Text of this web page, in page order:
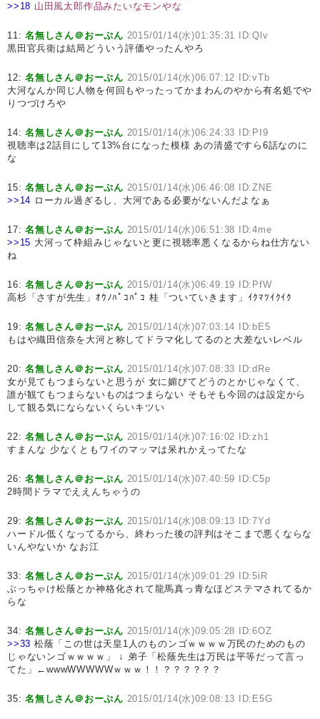
>>18 山田風太郎作品みたいなモンやな
11:名無しさん＠おーぷん 2015/01/14(水)01:35:31 ID:Qlv
黒田官兵衛は結局どういう評価やったんやろ
12:名無しさん＠おーぷん 2015/01/14(水)06:07:12 ID:vTb
大河なんか同じ人物を何回もやったってかまわんのやから有名処でや
りつづけろや
14:名無しさん＠おーぷん 2015/01/14(水)06:24:33 ID:PI9
視聴率は2話目にして13%台になった模様 あの清盛ですら6話なのに
な
15:名無しさん＠おーぷん 2015/01/14(水)06:46:08 ID:ZNE
>>14 ローカル過ぎるし、大河である必要がないんだよなぁ
17:名無しさん＠おーぷん 2015/01/14(水)06:51:38 ID:4me
>>15 大河って枠組みじゃないと更に視聴率悪くなるからね仕方ない
ね
16:名無しさん＠おーぷん 2015/01/14(水)06:49:19 ID:PfW
高杉「さすが先生」ｵｳﾉﾊﾟｺﾊﾟｺ 桂「ついていきます」ｲｸﾏﾂｲｸｲｸ
19:名無しさん＠おーぷん 2015/01/14(水)07:03:14 ID:bE5
もはや織田信奈を大河と称してドラマ化してるのと大差ないレベル
20:名無しさん＠おーぷん 2015/01/14(水)07:08:33 ID:dRe
女が見てもつまらないと思うが 女に媚びてどうのとかじゃなくて、
誰が観てもつまらないものはつまらない そもそも今回のは設定から
して観る気にならないくらいキツい
22:名無しさん＠おーぷん 2015/01/14(水)07:16:02 ID:zh1
すまんな 少なくともワイのマッマは呆れかえってたな
26:名無しさん＠おーぷん 2015/01/14(水)07:40:59 ID:C5p
2時間ドラマでええんちゃうの
29:名無しさん＠おーぷん 2015/01/14(水)08:09:13 ID:7Yd
ハードル低くなってるから、終わった後の評判はそこまで悪くならな
いんやないか なお江
33:名無しさん＠おーぷん 2015/01/14(水)09:01:29 ID:5iR
ぶっちゃけ松蔭とか神格化されて龍馬真っ青なほどステマされてるか
らな
34:名無しさん＠おーぷん 2015/01/14(水)09:05:28 ID:6OZ
>>33 松蔭「この世は天皇1人のものンゴｗｗｗｗ万民のためのもの
じゃないンゴｗｗｗｗ」 ↓ 弟子「松蔭先生は万民は平等だって言っ
てた」←wwwWWWWWｗｗｗ！！？？？？？？
35:名無しさん＠おーぷん 2015/01/14(水)09:08:13 ID:E5G